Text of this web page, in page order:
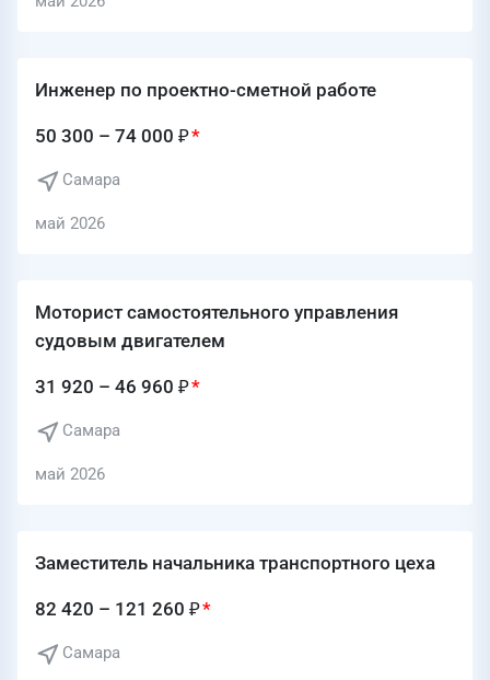
Инженер по проектно-сметной работе
50 300 – 74 000 ₽
Самара
май 2026
Моторист самостоятельного управления
судовым двигателем
31 920 – 46 960 ₽
Самара
май 2026
Заместитель начальника транспортного цеха
82 420 – 121 260 ₽
Самара